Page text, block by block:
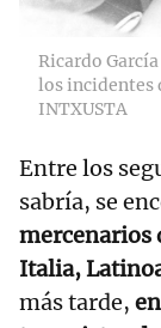
Ricardo
los incidentes
INTXUSTA
Entre los
sabría, se
mercenarios
Italia,
más tarde,